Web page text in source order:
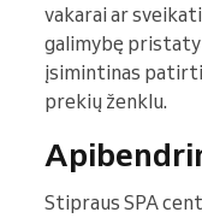
vakarai ar
galimybę
įsimintinas
prekių ženklu.
Stipraus SPA